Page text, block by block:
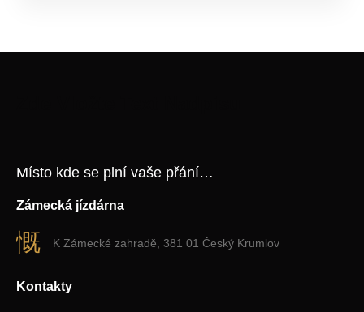
Místo kde se plní vaše přání…
Zámecká jízdárna
K Zámecké zahradě, 381 01 Český Krumlov
Kontakty